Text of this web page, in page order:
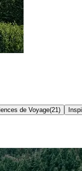
de Voyage(21 )